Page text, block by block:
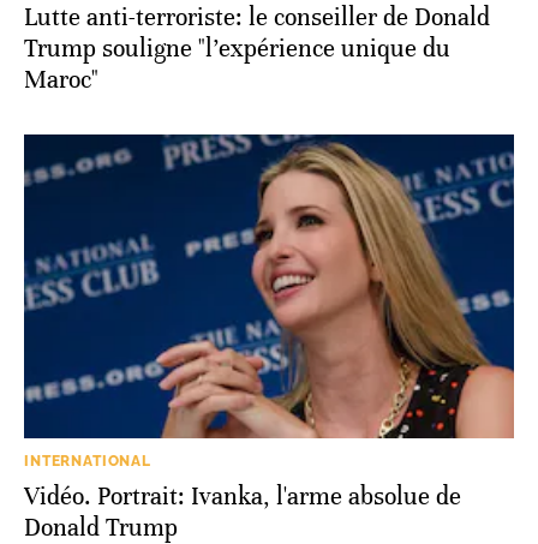
Lutte anti-terroriste: le conseiller de Donald
Trump souligne "l’expérience unique du
Maroc"
INTERNATIONAL
Vidéo. Portrait: Ivanka, l'arme absolue de
Donald Trump